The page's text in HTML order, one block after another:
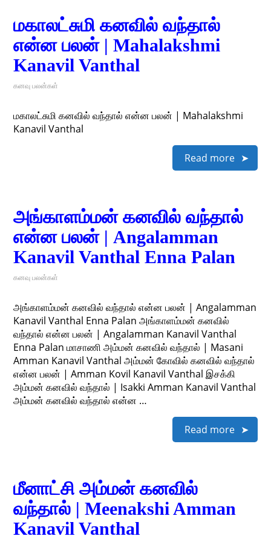
மகாலட்சுமி கனவில் வந்தால்
என்ன பலன் | Mahalakshmi
Kanavil Vanthal
கனவு பலன்கள்
மகாலட்சுமி கனவில் வந்தால் என்ன பலன் | Mahalakshmi
Kanavil Vanthal
Read more
அங்காளம்மன் கனவில் வந்தால்
என்ன பலன் | Angalamman
Kanavil Vanthal Enna Palan
கனவு பலன்கள்
அங்காளம்மன் கனவில் வந்தால் என்ன பலன் | Angalamman
Kanavil Vanthal Enna Palan அங்காளம்மன் கனவில்
வந்தால் என்ன பலன் | Angalamman Kanavil Vanthal
Enna Palan மாசாணி அம்மன் கனவில் வந்தால் | Masani
Amman Kanavil Vanthal அம்மன் கோவில் கனவில் வந்தால்
என்ன பலன் | Amman Kovil Kanavil Vanthal இசக்கி
அம்மன் கனவில் வந்தால் | Isakki Amman Kanavil Vanthal
அம்மன் கனவில் வந்தால் என்ன …
Read more
மீனாட்சி அம்மன் கனவில்
வந்தால் | Meenakshi Amman
Kanavil Vanthal